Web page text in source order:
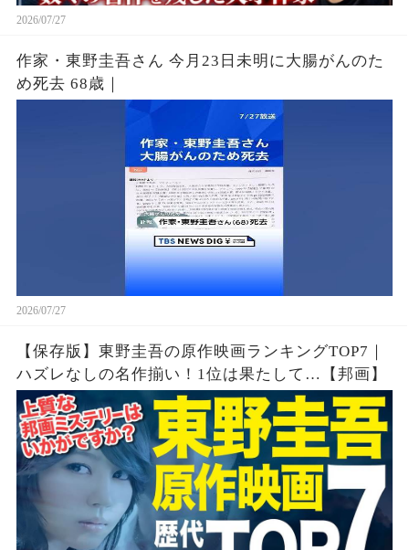
2026/07/27
作家・東野圭吾さん 今月23日未明に大腸がんのた
め死去 68歳｜
2026/07/27
【保存版】東野圭吾の原作映画ランキングTOP7｜
ハズレなしの名作揃い！1位は果たして…【邦画】